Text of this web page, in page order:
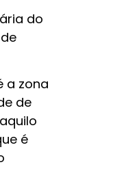
do
a zona
de
é